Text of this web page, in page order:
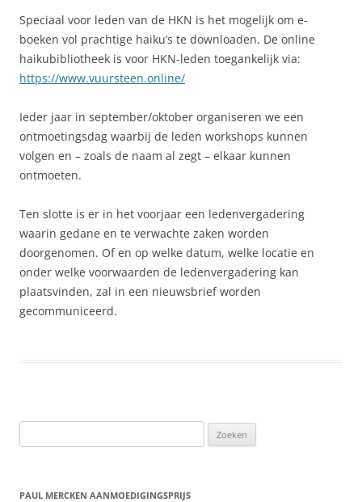
Speciaal voor leden van de HKN is het mogelijk om e-
boeken vol prachtige haiku’s te downloaden. De online
haikubibliotheek is voor HKN-leden toegankelijk via:
https://www.vuursteen.online/
Ieder jaar in september/oktober organiseren we een
ontmoetingsdag waarbij de leden workshops kunnen
volgen en – zoals de naam al zegt – elkaar kunnen
ontmoeten.
Ten slotte is er in het voorjaar een ledenvergadering
waarin gedane en te verwachte zaken worden
doorgenomen. Of en op welke datum, welke locatie en
onder welke voorwaarden de ledenvergadering kan
plaatsvinden, zal in een nieuwsbrief worden
gecommuniceerd.
naar:
PAUL MERCKEN AANMOEDIGINGSPRIJS